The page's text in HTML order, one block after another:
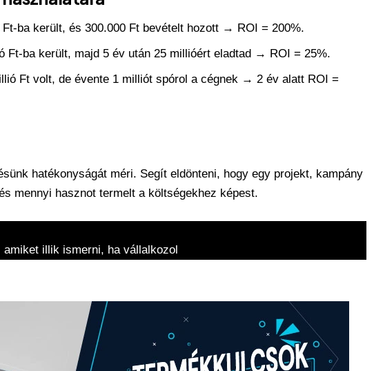
Ft-ba került, és 300.000 Ft bevételt hozott → ROI = 200%.
Ft-ba került, majd 5 év után 25 millióért eladtad → ROI = 25%.
Ft volt, de évente 1 milliót spórol a cégnek → 2 év alatt ROI =
hatékonyságát méri. Segít eldönteni, hogy egy projekt, kampány
mennyi hasznot termelt a költségekhez képest.
illik ismerni, ha vállalkozol